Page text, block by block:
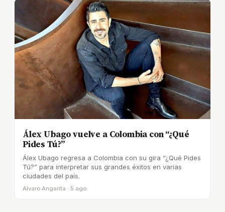
Álex Ubago vuelve a Colombia con “¿Qué
Pides Tú?”
Álex Ubago regresa a Colombia con su gira “¿Qué Pides
Tú?” para interpretar sus grandes éxitos en varias
ciudades del país.
Alvaro Angarita · 5 ago.